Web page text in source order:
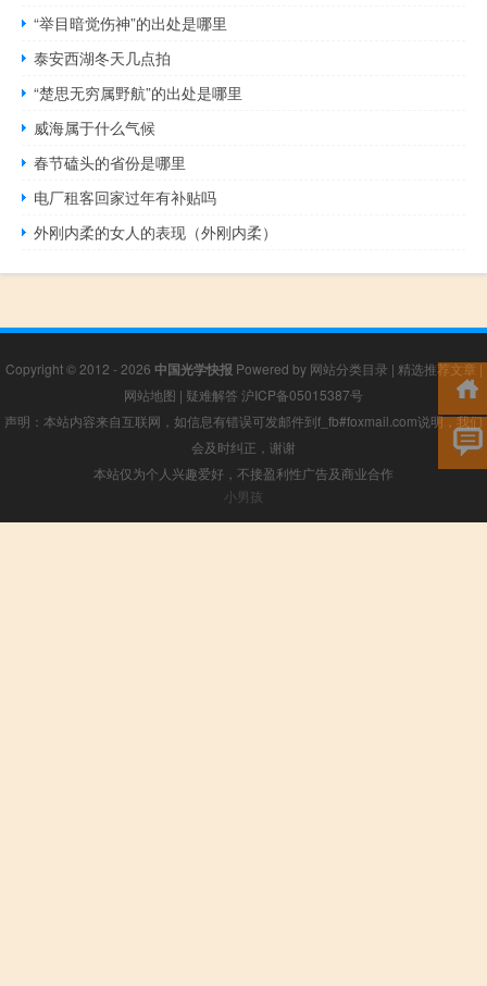
“举目暗觉伤神”的出处是哪里
泰安西湖冬天几点拍
“楚思无穷属野航”的出处是哪里
威海属于什么气候
春节磕头的省份是哪里
电厂租客回家过年有补贴吗
外刚内柔的女人的表现（外刚内柔）
Copyright © 2012 - 2026 中国光学快报 Powered by 网站分类目录 | 精选推荐文章|
网站地图 | 疑难解答 沪ICP备05015387号
声明：本站内容来自互联网，如信息有错误可发邮件到f_fb#foxmail.com说明，我们
会及时纠正，谢谢
本站仅为个人兴趣爱好，不接盈利性广告及商业合作
小男孩